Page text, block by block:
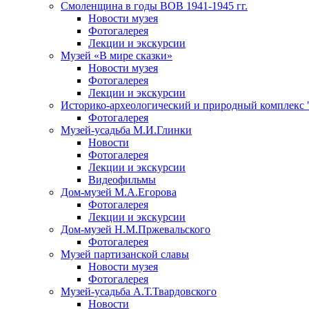
Смоленщина в годы ВОВ 1941-1945 гг.
Новости музея
Фотогалерея
Лекции и экскурсии
Музей «В мире сказки»
Новости музея
Фотогалерея
Лекции и экскурсии
Историко-археологический и природный комплекс
Фотогалерея
Музей-усадьба М.И.Глинки
Новости
Фотогалерея
Лекции и экскурсии
Видеофильмы
Дом-музей М.А.Егорова
Фотогалерея
Лекции и экскурсии
Дом-музей Н.М.Пржевальского
Фотогалерея
Музей партизанской славы
Новости музея
Фотогалерея
Музей-усадьба А.Т.Твардовского
Новости